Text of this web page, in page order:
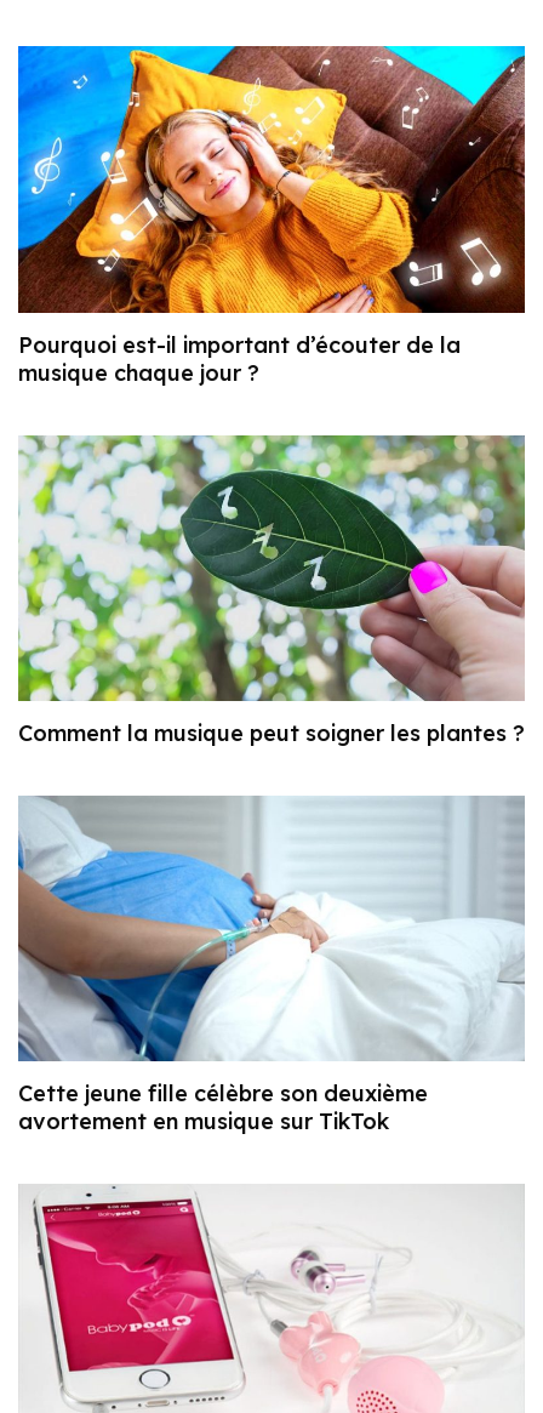
Pourquoi est-il important d’écouter de la
musique chaque jour ?
Comment la musique peut soigner les plantes ?
Cette jeune fille célèbre son deuxième
avortement en musique sur TikTok